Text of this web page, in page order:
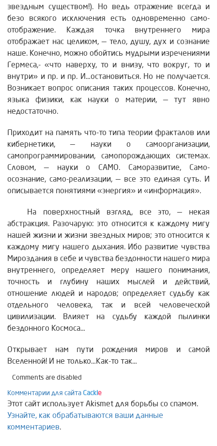
звездным существом!). Но ведь отражение всегда и
безо всякого исключения есть одновременно само-
отображение. Каждая точка внутреннего мира
отображает нас целиком, — тело, душу, дух и сознание
наше. Конечно, можно обойтись мудрыми изречениями
Гермеса,- «что наверху, то и внизу, что вокруг, то и
внутри» и пр. и пр. И…остановиться. Но не получается.
Возникает вопрос описания таких процессов. Конечно,
языка физики, как науки о материи, — тут явно
недостаточно.
Приходит на память что-то типа теории фракталов или
кибернетики, — науки о самоорганизации,
самопрограммировании, самопорождающих системах.
Словом, — науки о САМО. Саморазвитие, Само-
осознание, само-реализации, — все это единая суть. И
описывается понятиями «энергия» и «информация».
На поверхностный взгляд, все это, — некая
абстракция. Разочарую: это относится к каждому мигу
нашей жизни и жизни звездных миров; это относится к
каждому мигу нашего дыхания. Ибо развитие чувства
Мироздания в себе и чувства бездонности нашего мира
внутреннего, определяет меру нашего понимания,
точность и глубину наших мыслей и действий,
отношение людей и народов; определяет судьбу как
отдельного человека, так и всей человеческой
цивилизации. Влияет на судьбу каждой пылинки
бездонного Космоса…
Открывает нам пути рождения миров и самой
Вселенной! И не только…Как-то так…
Comments are disabled
Комментарии для сайта Cackl e
Этот сайт использует Akismet для борьбы со спамом.
Узнайте, как обрабатываются ваши данные
комментариев.